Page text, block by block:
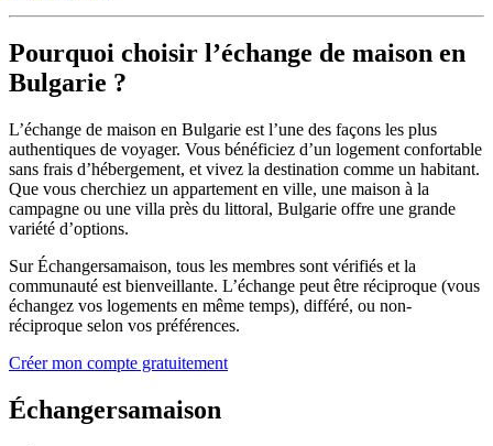
Pourquoi choisir l’échange de maison en
Bulgarie ?
L’échange de maison en Bulgarie est l’une des façons les plus
authentiques de voyager. Vous bénéficiez d’un logement confortable
sans frais d’hébergement, et vivez la destination comme un habitant.
Que vous cherchiez un appartement en ville, une maison à la
campagne ou une villa près du littoral, Bulgarie offre une grande
variété d’options.
Sur Échangersamaison, tous les membres sont vérifiés et la
communauté est bienveillante. L’échange peut être réciproque (vous
échangez vos logements en même temps), différé, ou non-
réciproque selon vos préférences.
Créer mon compte gratuitement
Échangersamaison